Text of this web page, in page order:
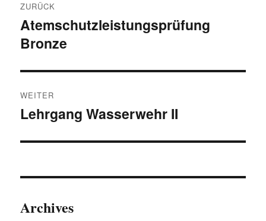
ZURÜCK
Vorheriger
Beitrag:
Atemschutzleistungsprüfung
Bronze
WEITER
Nächster
Lehrgang Wasserwehr II
Archives